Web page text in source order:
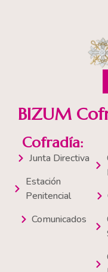
BIZUM
Cofradía:
Junta Directiva
Estación
Penitencial
Comunicados